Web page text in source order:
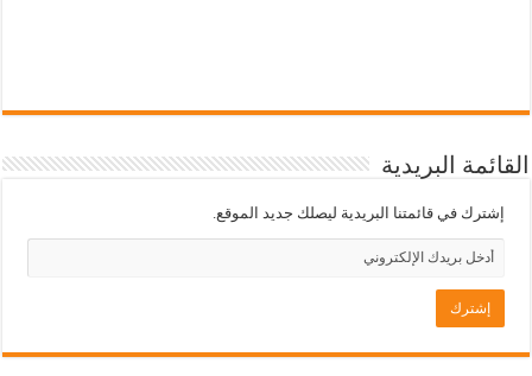
القائمة البريدية
إشترك في قائمتنا البريدية ليصلك جديد الموقع.